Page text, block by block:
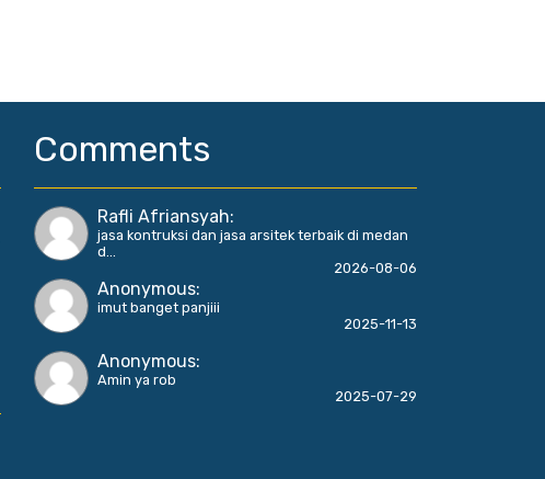
Comments
Rafli Afriansyah:
jasa kontruksi dan jasa arsitek terbaik di medan
d...
2026-08-06
Anonymous:
imut banget panjiii
2025-11-13
Anonymous:
Amin ya rob
2025-07-29